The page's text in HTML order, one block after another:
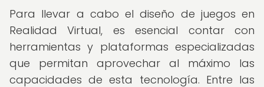
Para llevar a cabo el diseño de juegos en
Realidad Virtual, es esencial contar con
herramientas y plataformas especializadas
que permitan aprovechar al máximo las
capacidades de esta tecnología. Entre las